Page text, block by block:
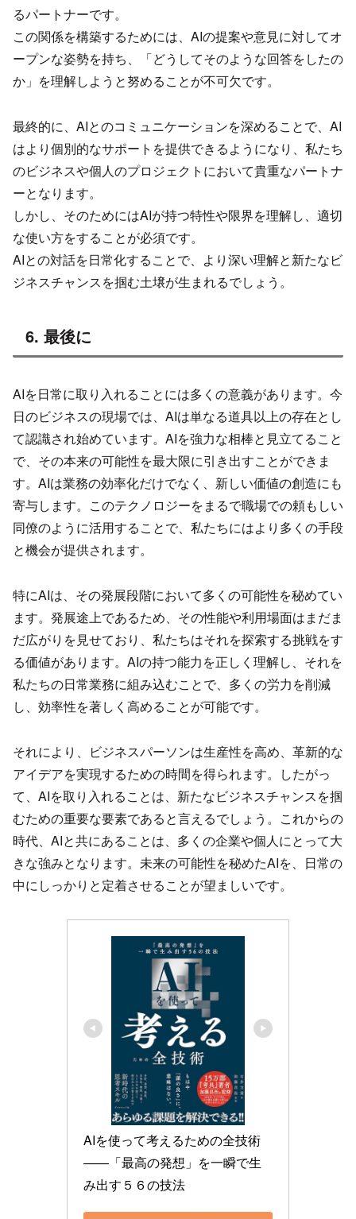
るパートナーです。
この関係を構築するためには、AIの提案や意見に対してオ
ープンな姿勢を持ち、「どうしてそのような回答をしたの
か」を理解しようと努めることが不可欠です。
最終的に、AIとのコミュニケーションを深めることで、AI
はより個別的なサポートを提供できるようになり、私たち
のビジネスや個人のプロジェクトにおいて貴重なパートナ
ーとなります。
しかし、そのためにはAIが持つ特性や限界を理解し、適切
な使い方をすることが必須です。
AIとの対話を日常化することで、より深い理解と新たなビ
ジネスチャンスを掴む土壌が生まれるでしょう。
6. 最後に
AIを日常に取り入れることには多くの意義があります。今
日のビジネスの現場では、AIは単なる道具以上の存在とし
て認識され始めています。AIを強力な相棒と見立てること
で、その本来の可能性を最大限に引き出すことができま
す。AIは業務の効率化だけでなく、新しい価値の創造にも
寄与します。このテクノロジーをまるで職場での頼もしい
同僚のように活用することで、私たちにはより多くの手段
と機会が提供されます。
特にAIは、その発展段階において多くの可能性を秘めてい
ます。発展途上であるため、その性能や利用場面はまだま
だ広がりを見せており、私たちはそれを探索する挑戦をす
る価値があります。AIの持つ能力を正しく理解し、それを
私たちの日常業務に組み込むことで、多くの労力を削減
し、効率性を著しく高めることが可能です。
それにより、ビジネスパーソンは生産性を高め、革新的な
アイデアを実現するための時間を得られます。したがっ
て、AIを取り入れることは、新たなビジネスチャンスを掴
むための重要な要素であると言えるでしょう。これからの
時代、AIと共にあることは、多くの企業や個人にとって大
きな強みとなります。未来の可能性を秘めたAIを、日常の
中にしっかりと定着させることが望ましいです。
AIを使って考えるための全技術
――「最高の発想」を一瞬で生
み出す５６の技法